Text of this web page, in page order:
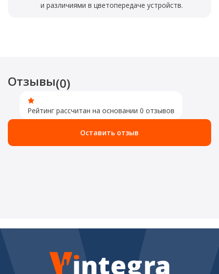
и различиями в цветопередаче устройств.
Отзывы(0)
Рейтинг рассчитан на основании 0 отзывов
Оставить отзыв